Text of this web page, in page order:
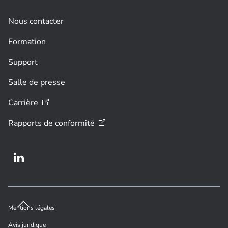
Nous contacter
Formation
Support
Salle de presse
Carrière
Rapports de conformité
Mentions légales
Avis juridique